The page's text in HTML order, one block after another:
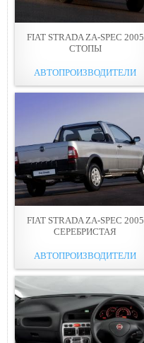
FIAT STRADA ZA-SPEC 2005
СТОПЫ
АВТОПРОИЗВОДИТЕЛИ
FIAT STRADA ZA-SPEC 2005
СЕРЕБРИСТАЯ
АВТОПРОИЗВОДИТЕЛИ